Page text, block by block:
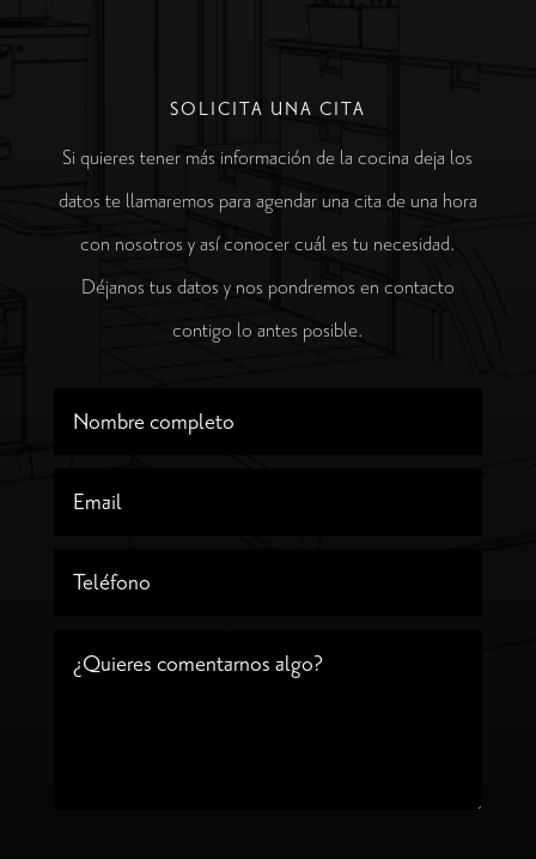
SOLICITA UNA CITA
Si quieres tener más información de la cocina deja los
datos te llamaremos para agendar una cita de una hora
con nosotros y así conocer cuál es tu necesidad.
Déjanos tus datos y nos pondremos en contacto
contigo lo antes posible.